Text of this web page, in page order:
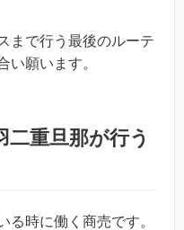
まで行う最後のルーテ
い願います。
重旦那が行う
る時に働く商売です。